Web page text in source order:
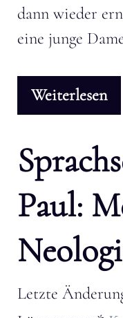
dann wieder
eine junge
Weiterlesen
Paul:
Letzte